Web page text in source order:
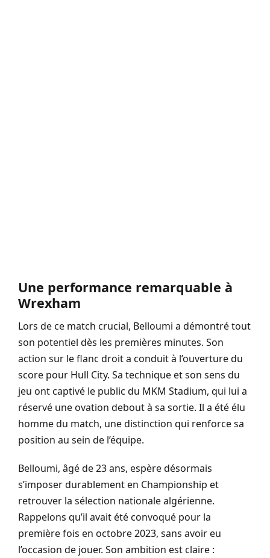
Une performance remarquable à
Wrexham
Lors de ce match crucial, Belloumi a démontré tout
son potentiel dès les premières minutes. Son
action sur le flanc droit a conduit à l’ouverture du
score pour Hull City. Sa technique et son sens du
jeu ont captivé le public du MKM Stadium, qui lui a
réservé une ovation debout à sa sortie. Il a été élu
homme du match, une distinction qui renforce sa
position au sein de l’équipe.
Belloumi, âgé de 23 ans, espère désormais
s’imposer durablement en Championship et
retrouver la sélection nationale algérienne.
Rappelons qu’il avait été convoqué pour la
première fois en octobre 2023, sans avoir eu
l’occasion de jouer. Son ambition est claire :